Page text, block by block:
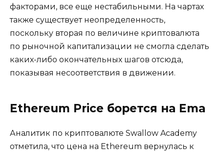
факторами, все еще нестабильными. На чартах
также существует неопределенность,
поскольку вторая по величине криптовалюта
по рыночной капитализации не смогла сделать
каких-либо окончательных шагов отсюда,
показывая несоответствия в движении.
Ethereum Price борется на Ema
Аналитик по криптовалюте Swallow Academy
отметила, что цена на Ethereum вернулась к